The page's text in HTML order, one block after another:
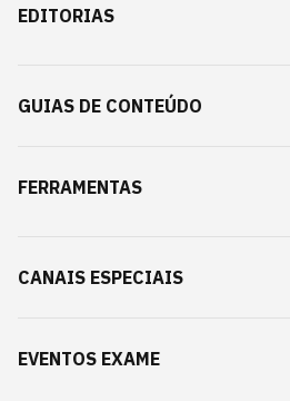
EDITORIAS
GUIAS DE CONTEÚDO
FERRAMENTAS
CANAIS ESPECIAIS
EVENTOS EXAME